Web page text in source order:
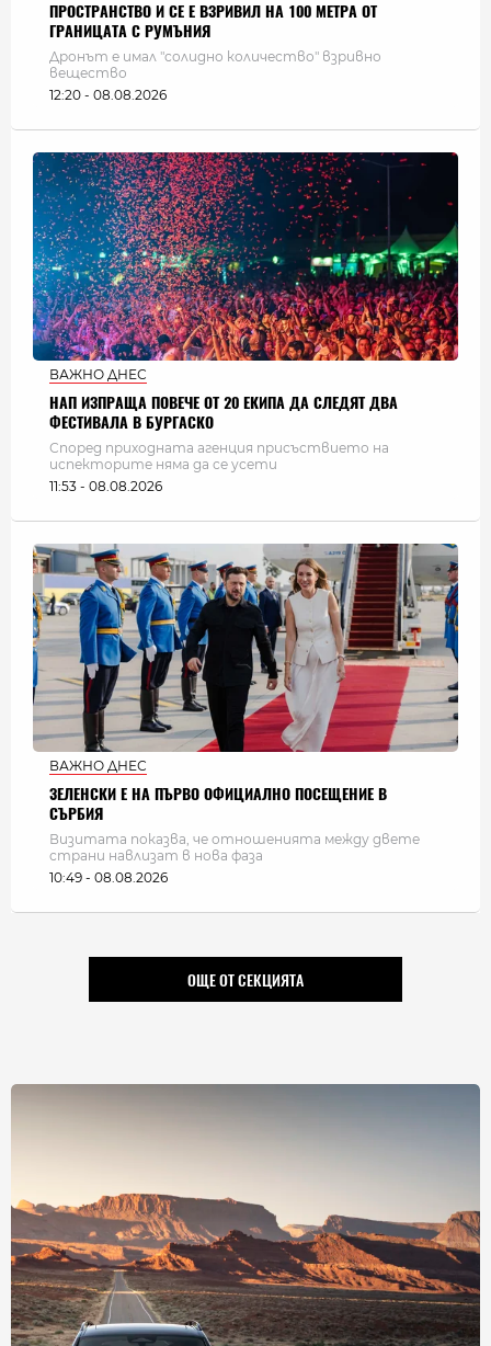
ПРОСТРАНСТВО И СЕ Е ВЗРИВИЛ НА 100 МЕТРА ОТ
ГРАНИЦАТА С РУМЪНИЯ
Дронът е имал "солидно количество" взривно
вещество
12:20 - 08.08.2026
ВАЖНО ДНЕС
НАП ИЗПРАЩА ПОВЕЧЕ ОТ 20 ЕКИПА ДА СЛЕДЯТ ДВА
ФЕСТИВАЛА В БУРГАСКО
Според приходната агенция присъствието на
испекторите няма да се усети
11:53 - 08.08.2026
ВАЖНО ДНЕС
ЗЕЛЕНСКИ Е НА ПЪРВО ОФИЦИАЛНО ПОСЕЩЕНИЕ В
СЪРБИЯ
Визитата показва, че отношенията между двете
страни навлизат в нова фаза
10:49 - 08.08.2026
ОЩЕ ОТ СЕКЦИЯТА